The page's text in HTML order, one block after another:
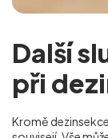
Další
při
Kromě